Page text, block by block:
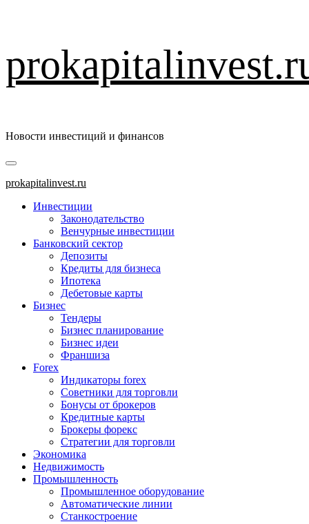
к
содержимому
Новости инвестиций и финансов
Основное
меню
prokapitalinvest.ru
Инвестиции
Законодательство
Венчурные инвестиции
Банковский сектор
Депозиты
Кредиты для бизнеса
Ипотека
Дебетовые карты
Бизнес
Тендеры
Бизнес планирование
Бизнес идеи
Франшиза
Forex
Индикаторы forex
Советники для торговли
Бонусы от брокеров
Кредитные карты
Брокеры форекс
Стратегии для торговли
Экономика
Недвижимость
Промышленность
Промышленное оборудование
Автоматические линии
Станкостроение